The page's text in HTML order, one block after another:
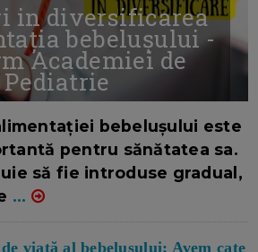
in diversificarea
bebelușului -
Academiei de
Pediatrie
bebelușului este
pentru sănătatea sa.
să fie introduse gradual,
...
viață al bebelușului: Avem cate